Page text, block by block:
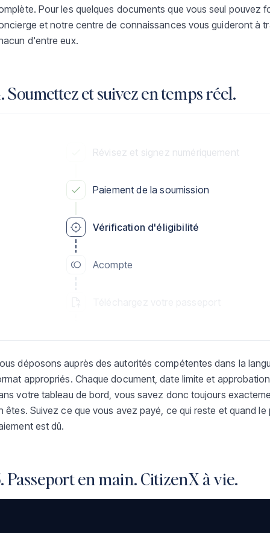
Pour les quelques documents que vous seul pouvez
et notre centre de connaissances vous guideront à
d'entre eux.
Soumettez et suivez en temps réel.
Vérification d'éligibilité
Acompte
Révisez et signez numériquement
Paiement de la soumission
déposons auprès des autorités compétentes dans la
appropriés. Chaque document, date limite et
votre tableau de bord, vous savez donc toujours
êtes. Suivez ce que vous avez payé, ce qui reste et quand le
est dû.
Passeport en main. CitizenX à vie.